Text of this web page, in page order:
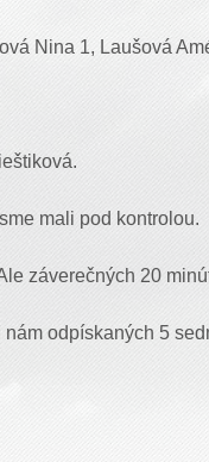
Nina 1, Laušová
mali pod kontrolou.
záverečných 20
odpískaných 5